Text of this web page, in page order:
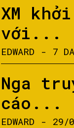
XM
với...
EDWARD - 7
Nga
cáo...
EDWARD - 29/